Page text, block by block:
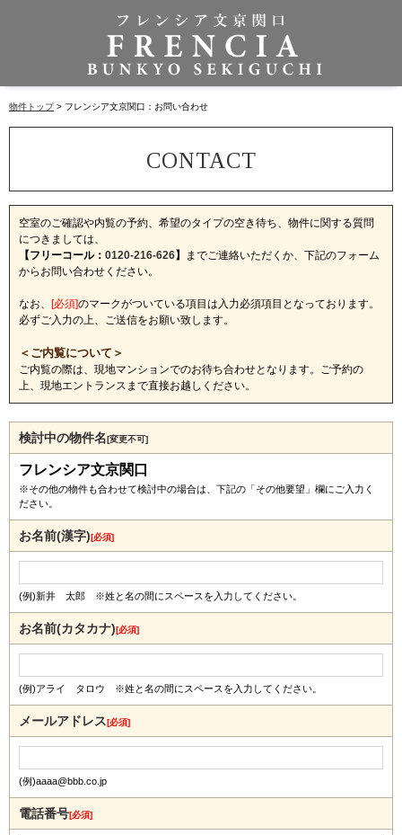
物件トップ フレンシア文京関口：お問い合わせ
空室のご確認や内覧の予約、希望のタイプの空き待ち、物件に関する質問
につきましては、
【フリーコール： 0120-216-626】
までご連絡いただくか、下記のフォーム
からお問い合わせください。
なお、 [必須]のマークがついている項目は入力必須項目となっております。
必ずご入力の上、ご送信をお願い致します。
＜ご内覧について＞
ご内覧の際は、現地マンションでのお待ち合わせとなります。ご予約の
上、現地エントランスまで直接お越しください。
検討中の物件名[変更不可]
フレンシア文京関口
※その他の物件も合わせて検討中の場合は、下記の「その他要望」欄にご入力く
ださい。
お名前(漢字)[必須]
(例)新井 太郎 ※姓と名の間にスペースを入力してください。
お名前(カタカナ)[必須]
(例)アライ タロウ ※姓と名の間にスペースを入力してください。
メールアドレス[必須]
(例)aaaa@bbb.co.jp
電話番号[必須]